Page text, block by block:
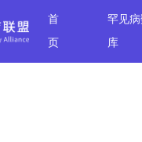
首
页
罕见
库